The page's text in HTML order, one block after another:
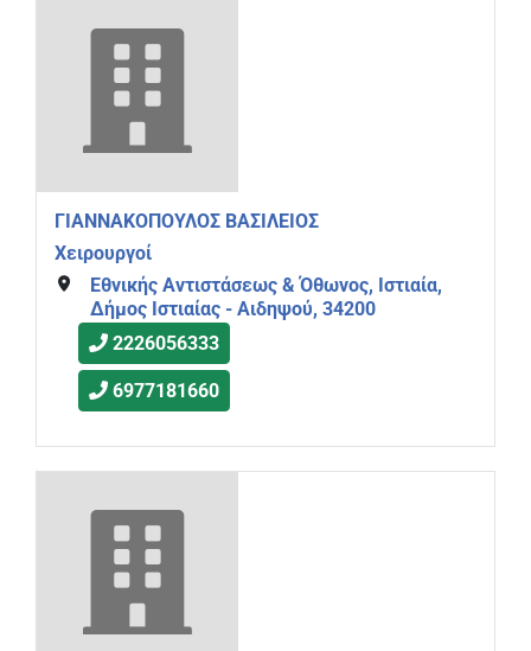
ΓΙΑΝΝΑΚΟΠΟΥΛΟΣ ΒΑΣΙΛΕΙΟΣ
Χειρουργοί
Εθνικής Αντιστάσεως & Όθωνος, Ιστιαία,
Δήμος Ιστιαίας - Αιδηψού, 34200
2226056333
6977181660